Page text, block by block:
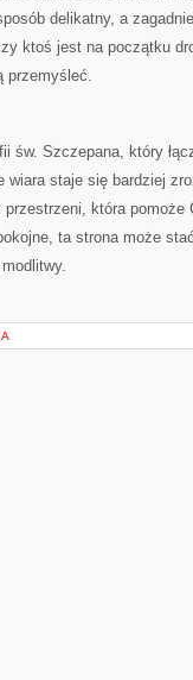
delikatny, a
ktoś jest na początku
przemyśleć.
św. Szczepana, który
staje się bardziej
która pomoże
ta strona może